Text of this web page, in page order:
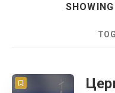
COUNT 20